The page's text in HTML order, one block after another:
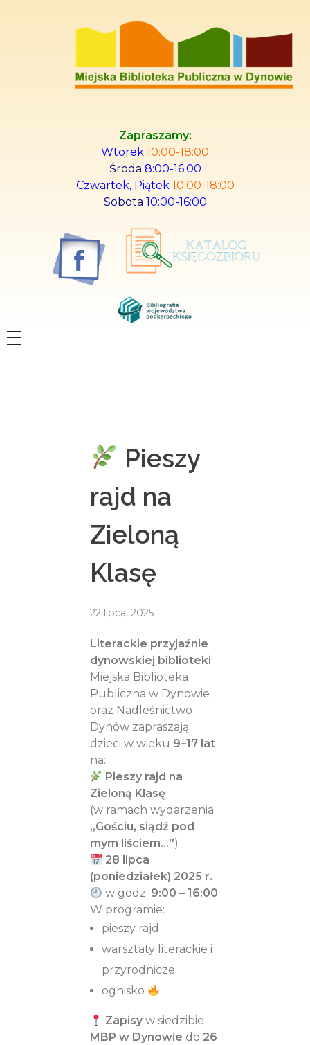
Zapraszamy:
Wtorek 10:00-18:00
Środa 8:00-16:00
Czwartek, Piątek 10:00-18:00
Sobota 10:00-16:00
Pieszy
rajd na
Zieloną
Klasę
22 lipca, 2025
Literackie przyjaźnie
dynowskiej biblioteki
Miejska Biblioteka
Publiczna w Dynowie
oraz Nadleśnictwo
Dynów zapraszają
dzieci w wieku 9–17 lat
na:
Pieszy rajd na
Zieloną Klasę
(w ramach wydarzenia
„Gościu, siądź pod
mym liściem…”)
28 lipca
(poniedziałek) 2025 r.
w godz. 9:00 – 16:00
W programie:
pieszy rajd
warsztaty literackie i
przyrodnicze
ognisko
Zapisyw siedzibie
MBP w Dynowie do 26